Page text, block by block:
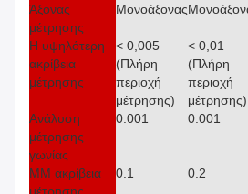
Άξονας
μέτρησης
Μονοάξονας
Η υψηλότερη
ακρίβεια
μέτρησης
< 0,005
(Πλήρη
περιοχή
μέτρησης)
< 0,01
(Πλήρη
περιοχή
μέτρησης)
Ανάλυση
μέτρησης
γωνίας
0.001 0.001
ΜΜ ακρίβεια
0.1 0.2